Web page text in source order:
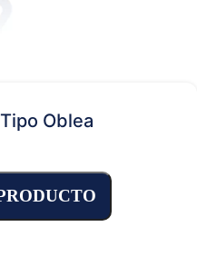
Oblea